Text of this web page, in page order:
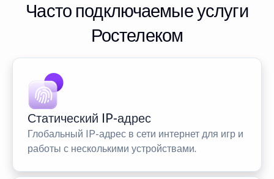
Часто подключаемые услуги
Ростелеком
Статический IP-адрес
Глобальный IP-адрес в сети интернет для игр и
работы с несколькими устройствами.